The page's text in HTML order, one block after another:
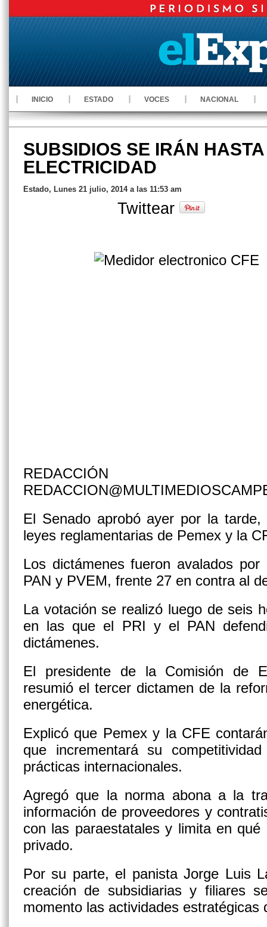
INICIO ESTADO VOCES NACIONAL
SUBSIDIOS SE IRÁN
ELECTRICIDAD
Estado, Lunes 21 julio, 2014 a las 11:53 am
Twittear
REDACCIÓN
El Senado aprobó ayer por la
leyes reglamentarias de Pemex y la
Los dictámenes fueron avalados
PAN y PVEM, frente 27 en contra al
La votación se realizó luego de seis
en las que el PRI y el PAN
dictámenes.
El presidente de la Comisión de
resumió el tercer dictamen de la
energética.
Explicó que Pemex y la CFE
que incrementará su
prácticas internacionales.
Agregó que la norma abona a la
información de proveedores y
con las paraestatales y limita en
privado.
Por su parte, el panista Jorge Luis
creación de subsidiarias y filiares
momento las actividades estratégicas